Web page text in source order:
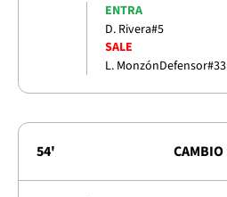
ENTRA
D. Rivera#5
SALE
L. MonzónDefensor#33
54' CAMBIO